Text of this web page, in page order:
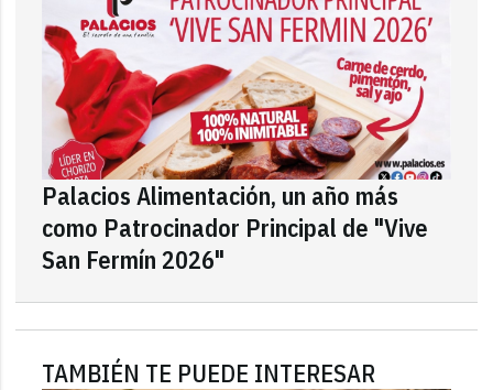
Palacios Alimentación, un año más
como Patrocinador Principal de "Vive
San Fermín 2026"
TAMBIÉN TE PUEDE INTERESAR